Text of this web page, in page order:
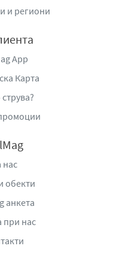
на основата и създава
всяка хапка. Това прави
алтернативи, вместо
бар ClashVit е създадена
и засищане. Често
слоеве или
по-богато вкусово
лесно пренасяне и
го прави удобен избор
и региони
App
Карта
нас
обекти
анкета
при нас